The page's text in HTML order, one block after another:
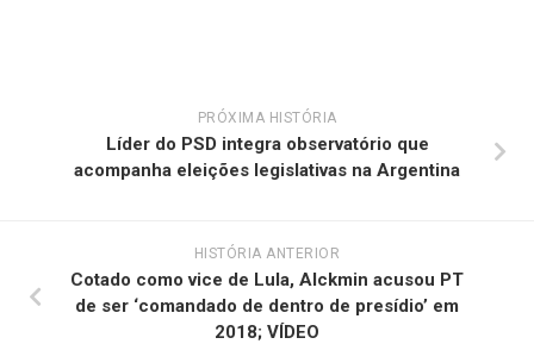
PRÓXIMA HISTÓRIA
Líder do PSD integra observatório que
acompanha eleições legislativas na Argentina
HISTÓRIA ANTERIOR
Cotado como vice de Lula, Alckmin acusou PT
de ser ‘comandado de dentro de presídio’ em
2018; VÍDEO